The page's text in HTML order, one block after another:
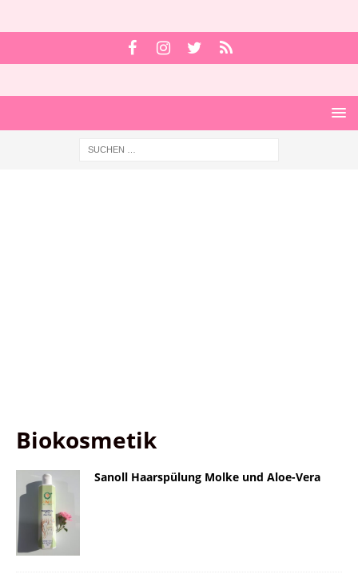
Biokosmetik
Sanoll Haarspülung Molke und Aloe-Vera